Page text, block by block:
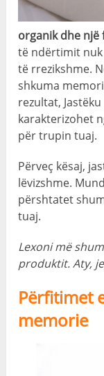
organik dhe
të ndërtimit
të rrezikshme.
shkuma
rezultat,
karakterizohet
për trupin tuaj.
Përveç kësaj,
lëvizshme.
përshtatet
tuaj.
Lexoni më
produktit. Aty,
Përfitimet
memorie